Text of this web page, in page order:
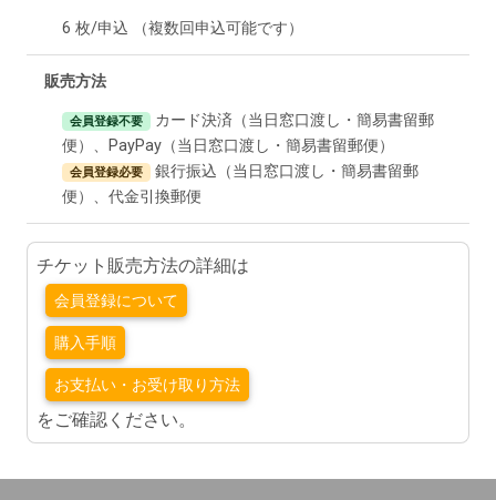
6 枚/申込 （複数回申込可能です）
販売方法
会員登録不要
カード決済（当日窓口渡し・簡易書留郵
便）、PayPay（当日窓口渡し・簡易書留郵便）
会員登録必要
銀行振込（当日窓口渡し・簡易書留郵
便）、代金引換郵便
チケット販売方法の詳細は
会員登録について
購入手順
お支払い・お受け取り方法
をご確認ください。